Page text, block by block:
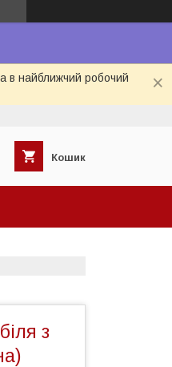
в найближчий робочий
Кошик
з